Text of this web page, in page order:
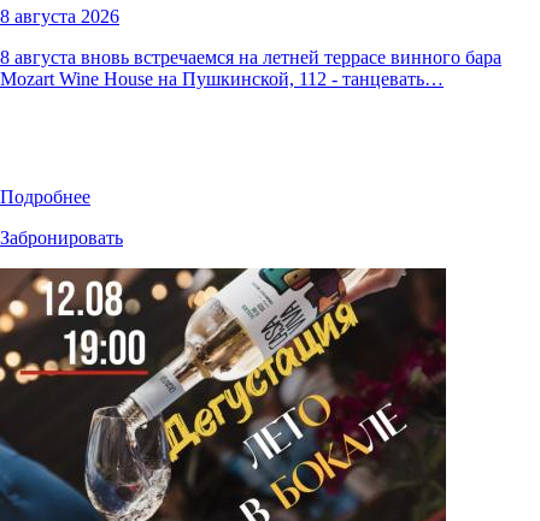
8 августа 2026
8 августа вновь встречаемся на летней террасе винного бара
Mozart Wine House на Пушкинской, 112 - танцевать…
Подробнее
Забронировать